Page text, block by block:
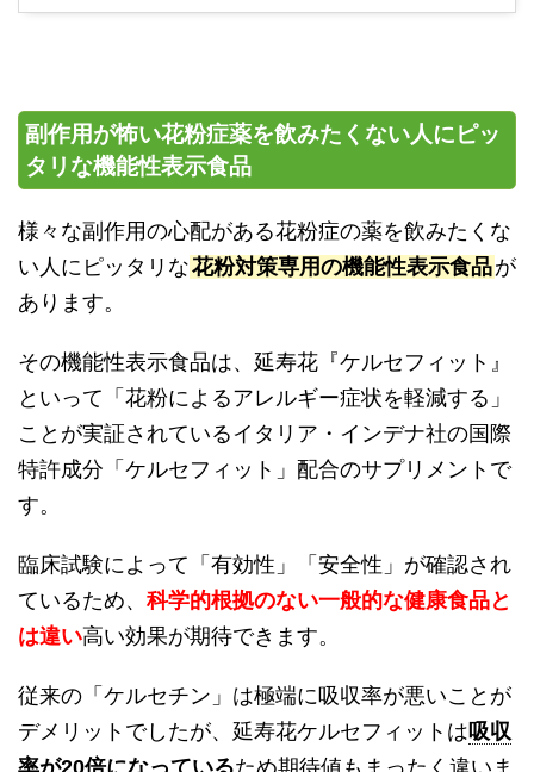
副作用が怖い花粉症薬を飲みたくない人にピッ
タリな機能性表示食品
様々な副作用の心配がある花粉症の薬を飲みたくな
い人にピッタリな花粉対策専用の機能性表示食品が
あります。
その機能性表示食品は、延寿花『ケルセフィット』
といって「花粉によるアレルギー症状を軽減する」
ことが実証されているイタリア・インデナ社の国際
特許成分「ケルセフィット」配合のサプリメントで
す。
臨床試験によって「有効性」「安全性」が確認され
ているため、 科学的根拠のない一般的な健康食品と
は違い高い効果が期待できます。
従来の「ケルセチン」は極端に吸収率が悪いことが
デメリットでしたが、延寿花ケルセフィットは吸収
率が20倍になっているため期待値もまったく違いま